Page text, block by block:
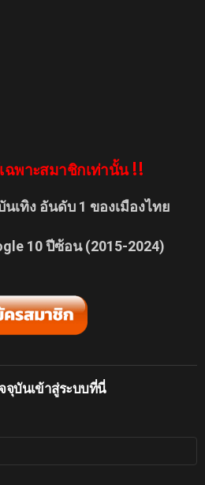
ฉพาะสมาชิกเท่านั้น !!
นเทิง อันดับ 1 ของเมืองไทย
10 ปีซ้อน (2015-2024)
จุบันเข้าสู่ระบบที่นี่